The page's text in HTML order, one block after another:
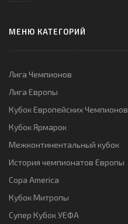
МЕНЮ КАТЕГОРИЙ
Лига Чемпионов
Лига Европы
Кубок Европейских Чемпионов
Кубок Ярмарок
Межконтинентальный кубок
История чемпионатов Европы
Copa America
Кубок Митропы
Супер Кубок УЕФА